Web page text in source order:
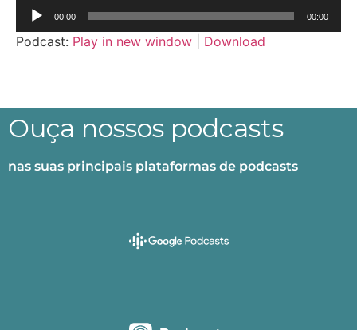
Tocador
de
áudio
00:00 00:00
Podcast: Play in new window Download
Ouça nossos podcasts
nas suas principais plataformas de podcasts